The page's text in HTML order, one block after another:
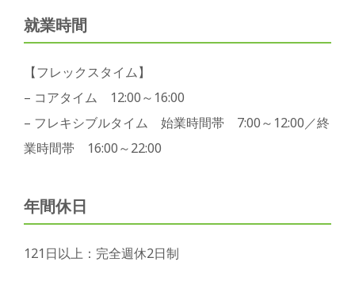
就業時間
【フレックスタイム】
– コアタイム 12:00～16:00
– フレキシブルタイム 始業時間帯 7:00～12:00／終
業時間帯 16:00～22:00
年間休日
121日以上：完全週休2日制